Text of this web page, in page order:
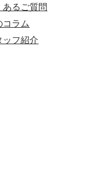
あるご質問
コラム
ッフ紹介